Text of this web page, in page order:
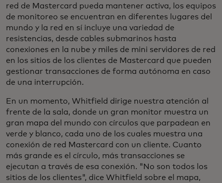
red de Mastercard pueda mantener activa, los equipos
de monitoreo se encuentran en diferentes lugares del
mundo y la red en sí incluye una variedad de
resistencias, desde cables submarinos hasta
conexiones en la nube y miles de mini servidores de red
en los sitios de los clientes de Mastercard que pueden
gestionar transacciones de forma autónoma en caso
de una interrupción.
En un momento, Whitfield dirige nuestra atención al
frente de la sala, donde un gran monitor muestra un
gran mapa del mundo con círculos que parpadean en
verde y blanco, cada uno de los cuales muestra una
conexión de red Mastercard con un cliente. Cuanto
más grande es el círculo, más transacciones se
ejecutan a través de esa conexión. "No son todos los
sitios de los clientes", dice Whitfield sobre el mapa,